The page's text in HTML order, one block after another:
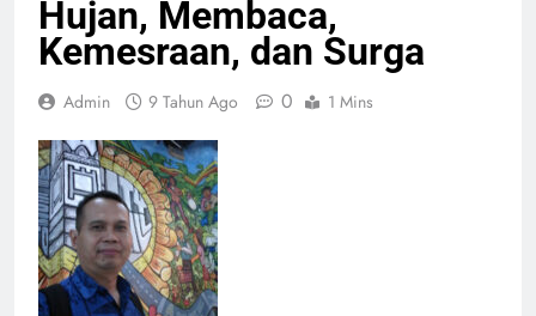
Hujan, Membaca,
Kemesraan, dan Surga
Admin 9 Tahun Ago 0 1 Mins